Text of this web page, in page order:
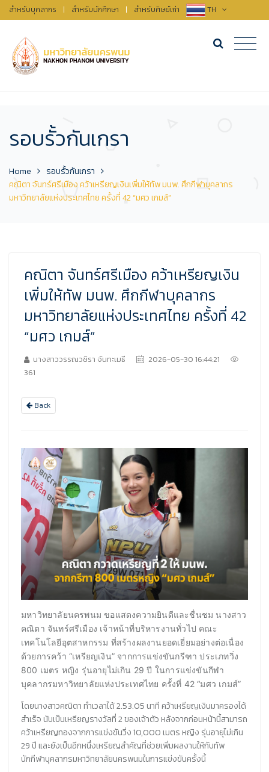
สำหรับบุคลากร | สำหรับนักศึกษา | สำหรับศิษย์เก่า TH
รอบรั้วกันเกรา
Home
รอบรั้วกันเกรา
คณิตา จันทร์ศรีเมือง คว้าเหรียญเงินเพิ่มให้ทัพ มนพ. ศึกกีฬาบุคลากร
มหาวิทยาลัยแห่งประเทศไทย ครั้งที่ 42 “มศว เกมส์”
คณิตา จันทร์ศรีเมือง คว้าเหรียญเงิน
เพิ่มให้ทัพ มนพ. ศึกกีฬาบุคลากร
มหาวิทยาลัยแห่งประเทศไทย ครั้งที่ 42
“มศว เกมส์”
นางสาววรรณวชิรา จันทะเมธี
2026-05-30 16:44:21
361
Back
มหาวิทยาลัยนครพนม ขอแสดงความยินดีและชื่นชม นางสาว
คณิตา จันทร์ศรีเมือง เจ้าหน้าที่บริหารงานทั่วไป คณะ
เทคโนโลยีอุตสาหกรรม ที่สร้างผลงานยอดเยี่ยมอย่างต่อเนื่อง
ด้วยการคว้า “เหรียญเงิน” จากการแข่งขันกรีฑา ประเภทวิ่ง
800 เมตร หญิง รุ่นอายุไม่เกิน 29 ปี ในการแข่งขันกีฬา
บุคลากรมหาวิทยาลัยแห่งประเทศไทย ครั้งที่ 42 “มศว เกมส์”
โดยนางสาวคณิตา ทำเวลาได้ 2.53.05 นาที คว้าเหรียญเงินมาครองได้
สำเร็จ นับเป็นเหรียญรางวัลที่ 2 ของเจ้าตัว หลังจากก่อนหน้านี้สามารถ
คว้าเหรียญทองจากการแข่งขันวิ่ง 10,000 เมตร หญิง รุ่นอายุไม่เกิน
29 ปี และยังเป็นอีกหนึ่งเหรียญสำคัญที่ช่วยเพิ่มผลงานให้กับทัพ
นักกีฬาบุคลากรมหาวิทยาลัยนครพนมในการแข่งขันครั้งนี้